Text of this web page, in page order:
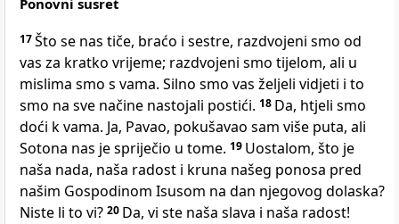
Ponovni susret
17Što se nas tiče, braćo i sestre, razdvojeni smo od
vas za kratko vrijeme; razdvojeni smo tijelom, ali u
mislima smo s vama. Silno smo vas željeli vidjeti i to
smo na sve načine nastojali postići. 18 Da, htjeli smo
doći k vama. Ja, Pavao, pokušavao sam više puta, ali
Sotona nas je spriječio u tome. 19 Uostalom, što je
naša nada, naša radost i kruna našeg ponosa pred
našim Gospodinom Isusom na dan njegovog dolaska?
Niste li to vi? 20 Da, vi ste naša slava i naša radost!